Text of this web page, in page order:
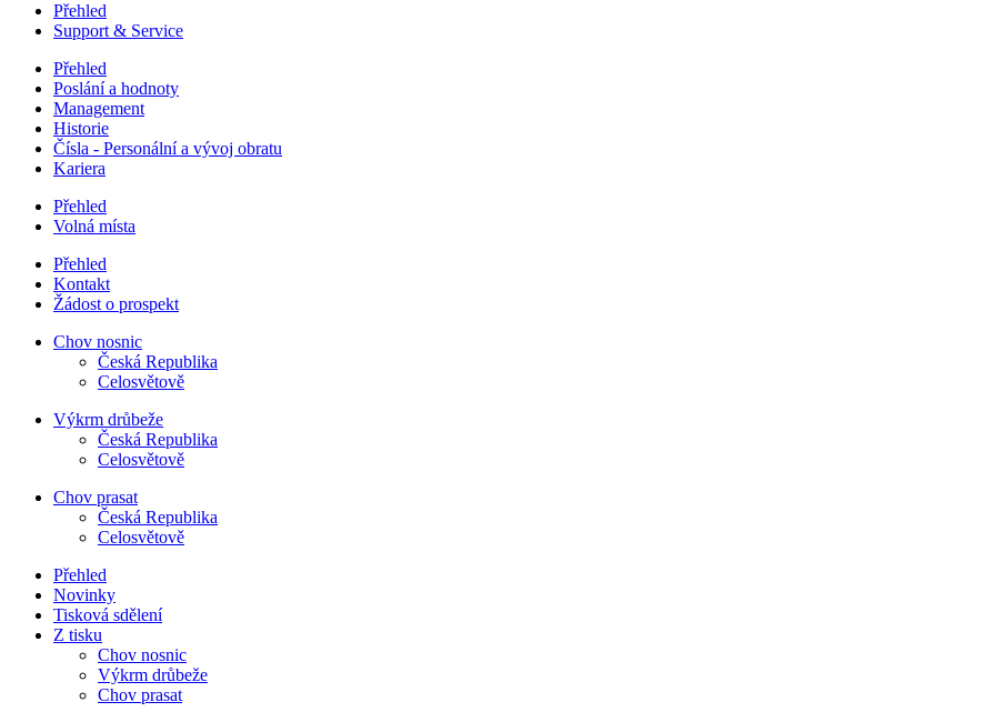
Přehled
Support & Service
Přehled
Poslání a hodnoty
Management
Historie
Čísla - Personální a vývoj obratu
Kariera
Přehled
Volná místa
Přehled
Kontakt
Žádost o prospekt
Chov nosnic
Česká Republika
Celosvětově
Výkrm drůbeže
Česká Republika
Celosvětově
Chov prasat
Česká Republika
Celosvětově
Přehled
Novinky
Tisková sdělení
Z tisku
Chov nosnic
Výkrm drůbeže
Chov prasat